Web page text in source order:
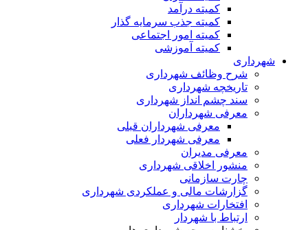
کمیته درآمد
کمیته جذب سرمایه گذار
کمیته امور اجتماعی
کمیته آموزشی
شهرداری
شرح وظائف شهرداری
تاریخچه شهرداری
سند چشم انداز شهرداری
معرفی شهرداران
معرفی شهرداران قبلی
معرفی شهردار فعلی
معرفی مدیران
منشور اخلاقی شهرداری
چارت سازمانی
گزارشات مالی و عملکردی شهرداری
افتخارات شهرداری
ارتباط با شهردار